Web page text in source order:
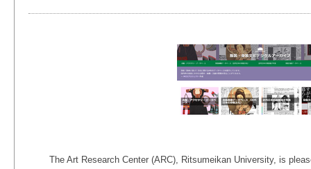
The Art Research Center (ARC), Ritsumeikan University, is